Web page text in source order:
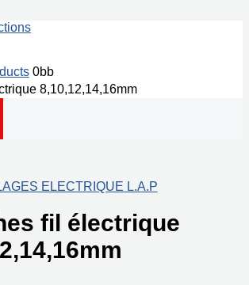
8,10,12,14,16mm
ELECTRIQUE L.A.P
fil électrique